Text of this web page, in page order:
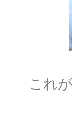
これ